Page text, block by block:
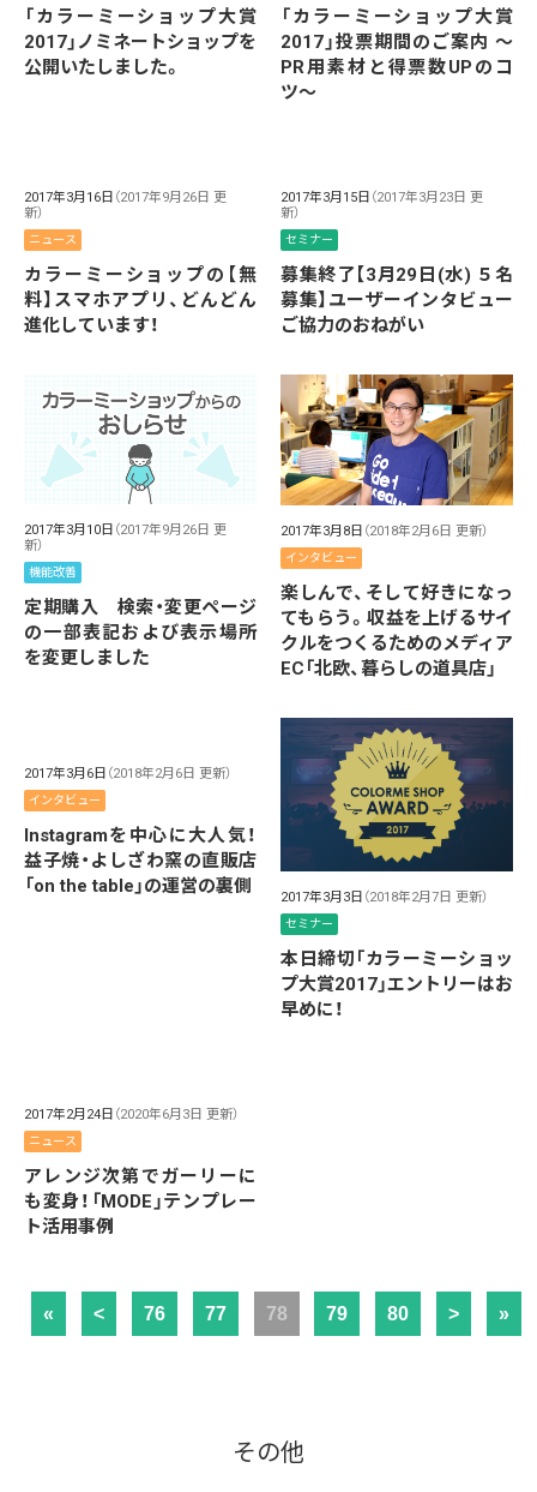
「カラーミーショップ大賞
2017」ノミネートショップを
公開いたしました。
「カラーミーショップ大賞
2017」投票期間のご案内 〜
PR用素材と得票数UPのコ
ツ〜
2017年3月16日 （2017年9月26日 更
新）
ニュース
カラーミーショップの【無
料】スマホアプリ、どんどん
進化しています！
2017年3月15日 （2017年3月23日 更
新）
セミナー
募集終了【3月29日(水) ５名
募集】ユーザーインタビュー
ご協力のおねがい
2017年3月10日 （2017年9月26日 更
新）
機能改善
定期購入 検索・変更ページ
の一部表記および表示場所
を変更しました
2017年3月8日 （2018年2月6日 更新）
インタビュー
楽しんで、そして好きになっ
てもらう。収益を上げるサイ
クルをつくるためのメディア
EC「北欧、暮らしの道具店」
2017年3月6日 （2018年2月6日 更新）
インタビュー
Instagramを中心に大人気！
益子焼・よしざわ窯の直販店
「on the table」の運営の裏側
2017年3月3日 （2018年2月7日 更新）
セミナー
本日締切「カラーミーショッ
プ大賞2017」エントリーはお
早めに！
2017年2月24日 （2020年6月3日 更新）
ニュース
アレンジ次第でガーリーに
も変身！「MODE」テンプレー
ト活用事例
« < 76 77 78 79 80 > »
その他